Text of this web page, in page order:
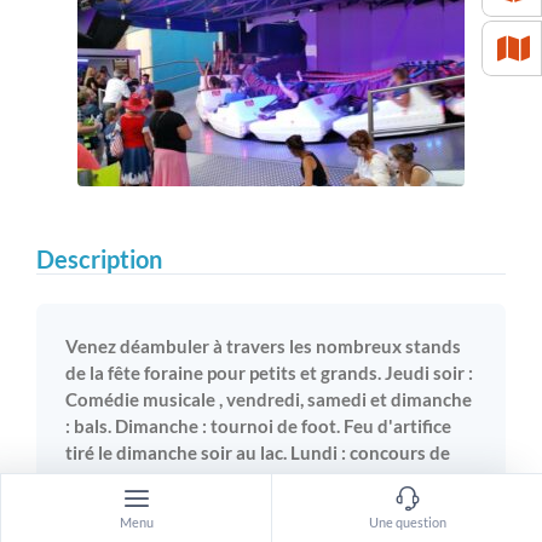
Description
Venez déambuler à travers les nombreux stands
de la fête foraine pour petits et grands. Jeudi soir :
Comédie musicale , vendredi, samedi et dimanche
: bals. Dimanche : tournoi de foot. Feu d'artifice
tiré le dimanche soir au lac. Lundi : concours de
pétanque
Menu Une question